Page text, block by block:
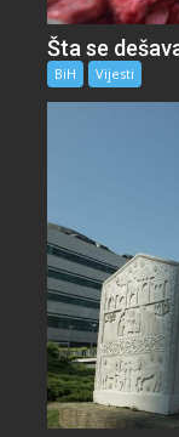
Šta se
BiH Vijesti